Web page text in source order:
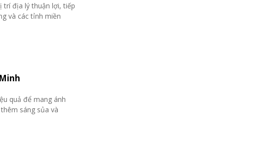
trí địa lý thuận lợi, tiếp
và các tỉnh miền
quả để mang ánh
sáng sủa và